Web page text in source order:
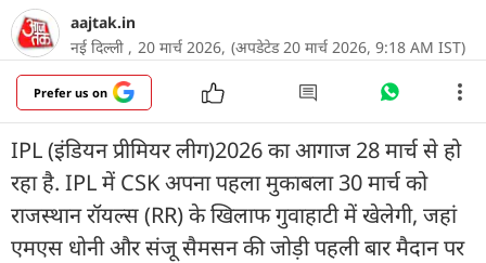
aajtak.in
नई दिल्ली , 20 मार्च 2026, (अपडेटेड 20 मार्च 2026, 9:18 AM IST)
Prefer us on
IPL (इंड‍ियन प्रीम‍ियर लीग)2026 का आगाज 28 मार्च से हो
रहा है. IPL में CSK अपना पहला मुकाबला 30 मार्च को
राजस्थान रॉयल्स (RR) के खिलाफ गुवाहाटी में खेलेगी, जहां
एमएस धोनी और संजू सैमसन की जोड़ी पहली बार मैदान पर